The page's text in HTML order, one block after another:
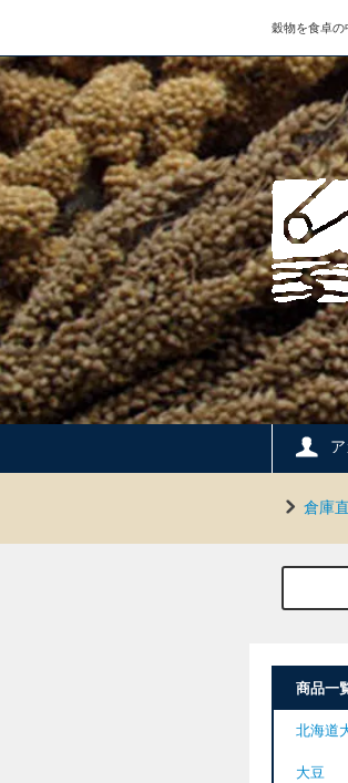
穀物を食卓の
倉庫
商品一
北海道
大豆